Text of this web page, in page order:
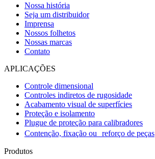
Nossa história
Seja um distribuidor
Imprensa
Nossos folhetos
Nossas marcas
Contato
APLICAÇÕES
Controle dimensional
Controles indiretos de rugosidade
Acabamento visual de superfícies
Proteção e isolamento
Plugue de proteção para calibradores
Contenção, fixação ou reforço de peças
Produtos